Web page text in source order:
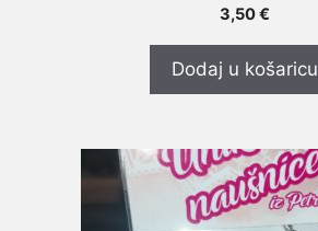
3,50€
Dodaj u košaricu